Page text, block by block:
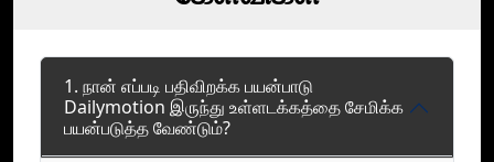
1. நான் எப்படி பதிவிறக்க பயன்பாடு
Dailymotion இருந்து உள்ளடக்கத்தை சேமிக்க
பயன்படுத்த வேண்டும்?